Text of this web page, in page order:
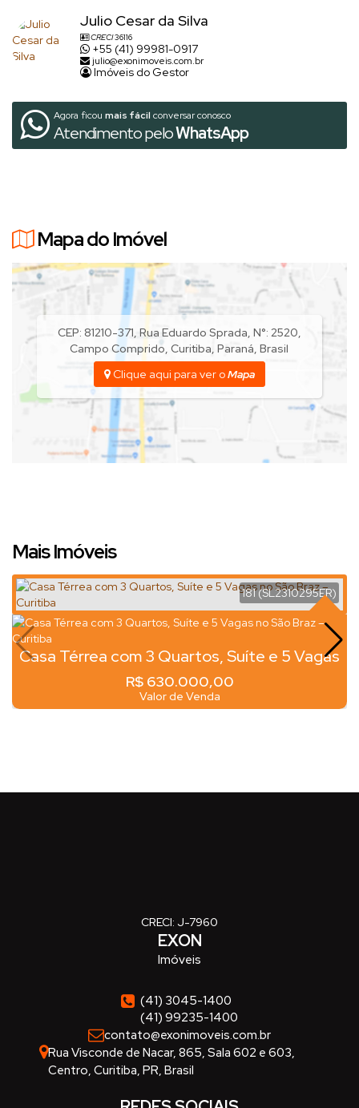
Julio Cesar da Silva
CRECI36116
+55 (41) 99981-0917
julio@exonimoveis.com.br
Imóveis do Gestor
Agora ficou mais fácil conversar conosco
Atendimento peloWhatsApp
Mapa do Imóvel
CEP: 81210-371, Rua Eduardo Sprada, N°: 2520,
Campo Comprido, Curitiba,Paraná,Brasil
Clique aqui para ver oMapa
Mais Imóveis
Casa Térrea com 3 Quartos, Suíte e 5 Vagas
no São Braz – Curitiba
R$630.000,00
Valor de Venda
181(SL2310295ER)
CRECI: J-7960
EXON
Imóveis
(41) 3045-1400
(41) 99235-1400
contato@exonimoveis.com.br
Rua Visconde de Nacar, 865, Sala 602 e 603,
Centro, Curitiba, PR, Brasil